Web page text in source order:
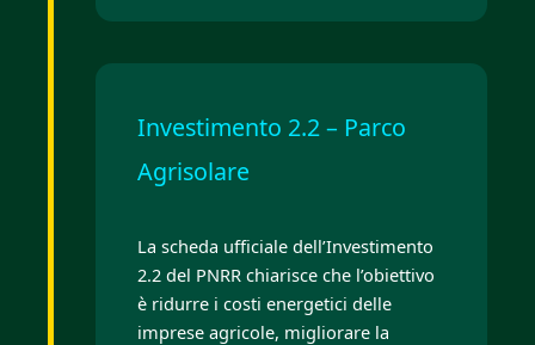
Investimento 2.2 – Parco
Agrisolare
La scheda ufficiale dell’Investimento
2.2 del PNRR chiarisce che l’obiettivo
è ridurre i costi energetici delle
imprese agricole, migliorare la